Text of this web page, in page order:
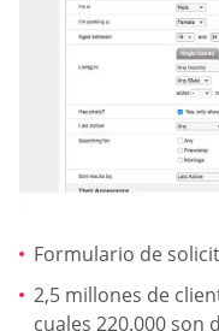
Formulario de
2,5 millones de
cuales 220.000 son